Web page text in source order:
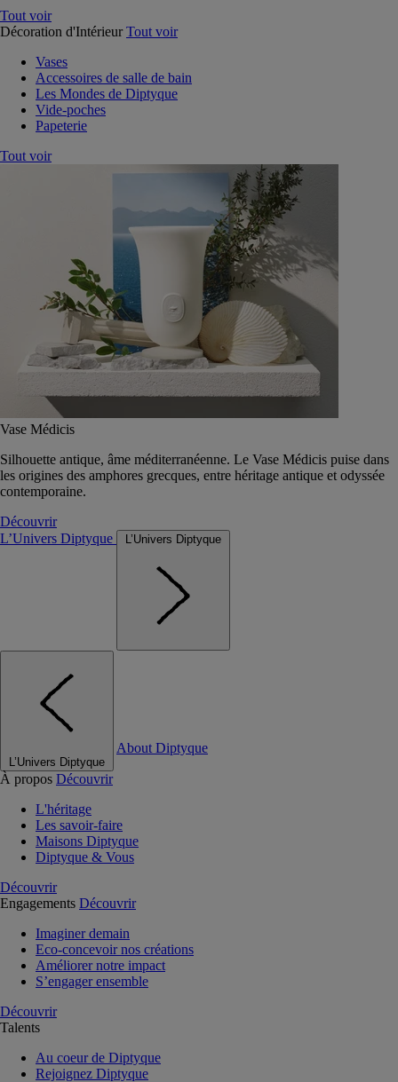
Tout voir
Décoration d'Intérieur Tout voir
Vases
Accessoires de salle de bain
Les Mondes de Diptyque
Vide-poches
Papeterie
Tout voir
Vase Médicis
Silhouette antique, âme méditerranéenne. Le Vase Médicis puise dans
les origines des amphores grecques, entre héritage antique et odyssée
contemporaine.
Découvrir
L’Univers Diptyque
L’Univers Diptyque
L’Univers Diptyque
About Diptyque
À propos Découvrir
L'héritage
Les savoir-faire
Maisons Diptyque
Diptyque & Vous
Découvrir
Engagements Découvrir
Imaginer demain
Eco-concevoir nos créations
Améliorer notre impact
S’engager ensemble
Découvrir
Talents
Au coeur de Diptyque
Rejoignez Diptyque